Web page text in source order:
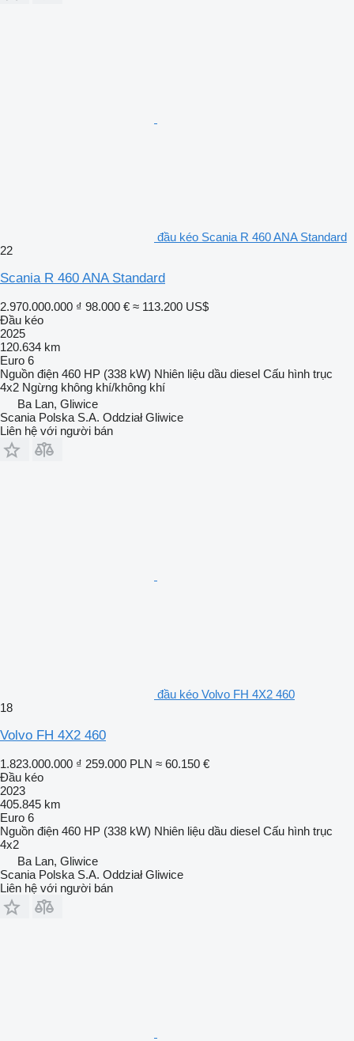
đầu kéo Scania R 460 ANA Standard
22
Scania R 460 ANA Standard
2.970.000.000 ₫ 98.000 € ≈ 113.200 US$
Đầu kéo
2025
120.634 km
Euro 6
Nguồn điện 460 HP (338 kW) Nhiên liệu dầu diesel Cấu hình trục
4x2 Ngừng không khí/không khí
Ba Lan, Gliwice
Scania Polska S.A. Oddział Gliwice
Liên hệ với người bán
đầu kéo Volvo FH 4X2 460
18
Volvo FH 4X2 460
1.823.000.000 ₫ 259.000 PLN ≈ 60.150 €
Đầu kéo
2023
405.845 km
Euro 6
Nguồn điện 460 HP (338 kW) Nhiên liệu dầu diesel Cấu hình trục
4x2
Ba Lan, Gliwice
Scania Polska S.A. Oddział Gliwice
Liên hệ với người bán